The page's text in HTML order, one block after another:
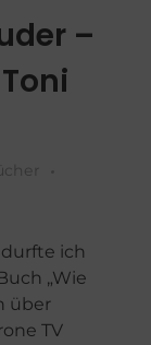
–
ich
„Wie
über
TV